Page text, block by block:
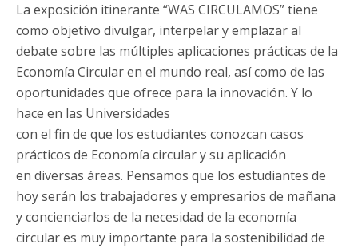
La exposición itinerante “WAS CIRCULAMOS” tiene
como objetivo divulgar, interpelar y emplazar al
debate sobre las múltiples aplicaciones prácticas de la
Economía Circular en el mundo real, así como de las
oportunidades que ofrece para la innovación. Y lo
hace en las Universidades
con el fin de que los estudiantes conozcan casos
prácticos de Economía circular y su aplicación
en diversas áreas. Pensamos que los estudiantes de
hoy serán los trabajadores y empresarios de mañana
y concienciarlos de la necesidad de la economía
circular es muy importante para la sostenibilidad de